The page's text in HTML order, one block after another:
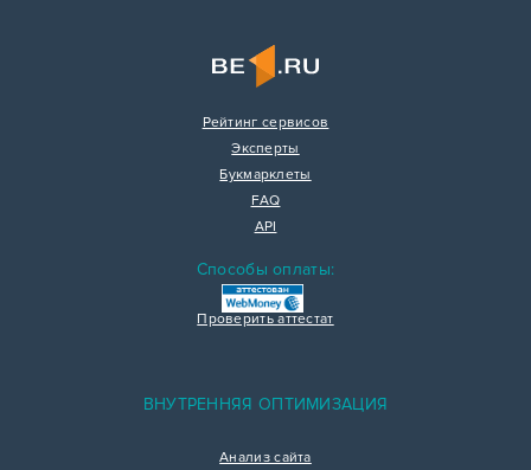
Рейтинг сервисов
Эксперты
Букмарклеты
FAQ
API
Способы оплаты:
Проверить аттестат
ВНУТРЕННЯЯ ОПТИМИЗАЦИЯ
Анализ сайта